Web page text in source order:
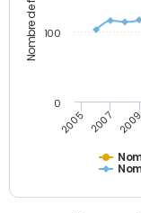
2005 2007 2009
0
100